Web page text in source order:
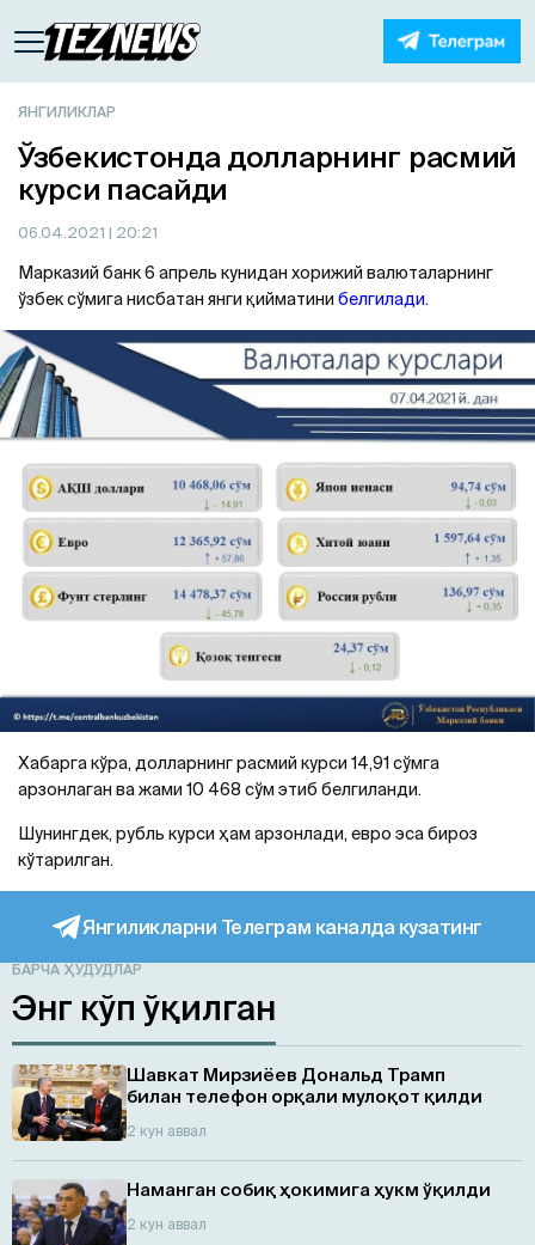
ЯНГИЛИКЛАР
Ўзбекистонда долларнинг расмий
курси пасайди
06.04.2021 | 20:21
Марказий банк 6 апрель кунидан хорижий валюталарнинг
ўзбек сўмига нисбатан янги қийматини белгилади.
Хабарга кўра, долларнинг расмий курси 14,91 сўмга
арзонлаган ва жами 10 468 сўм этиб белгиланди.
Шунингдек, рубль курси ҳам арзонлади, евро эса бироз
кўтарилган.
Янгиликларни Телеграм каналда кузатинг
БАРЧА ҲУДУДЛАР
Энг кўп ўқилган
Шавкат Мирзиёев Дональд Трамп
билан телефон орқали мулоқот қилди
2 кун аввал
Наманган собиқ ҳокимига ҳукм ўқилди
2 кун аввал